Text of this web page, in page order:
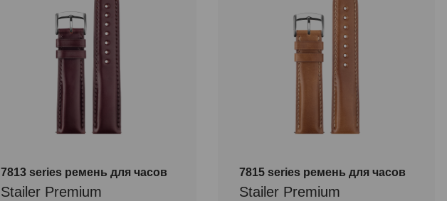
7813 series ремень для часов
Stailer Premium
7815 series ремень для часов
Stailer Premium